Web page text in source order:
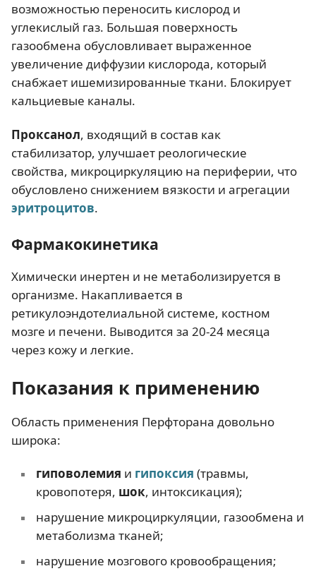
возможностью переносить кислород и
углекислый газ. Большая поверхность
газообмена обусловливает выраженное
увеличение диффузии кислорода, который
снабжает ишемизированные ткани. Блокирует
кальциевые каналы.
Проксанол, входящий в состав как
стабилизатор, улучшает реологические
свойства, микроциркуляцию на периферии, что
обусловлено снижением вязкости и агрегации
эритроцитов.
Фармакокинетика
Химически инертен и не метаболизируется в
организме. Накапливается в
ретикулоэндотелиальной системе, костном
мозге и печени. Выводится за 20-24 месяца
через кожу и легкие.
Показания к применению
Область применения Перфторана довольно
широка:
гиповолемия и гипоксия (травмы,
кровопотеря, шок, интоксикация);
нарушение микроциркуляции, газообмена и
метаболизма тканей;
нарушение мозгового кровообращения;